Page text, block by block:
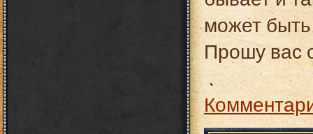
может
Прошу вас